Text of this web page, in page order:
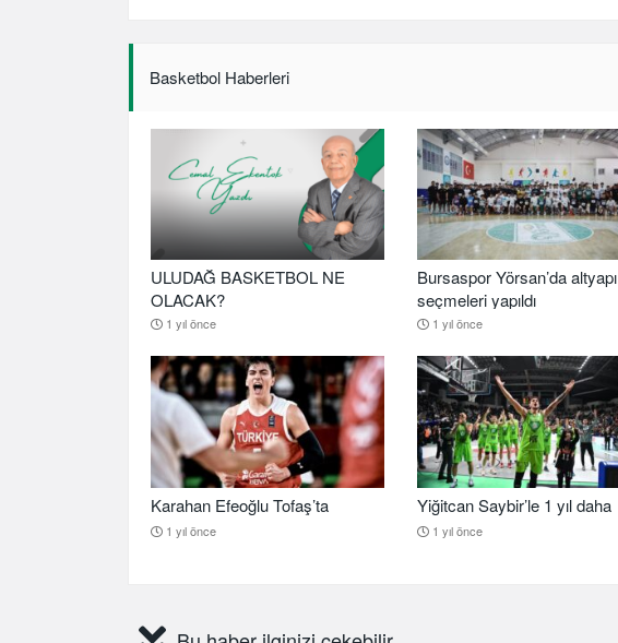
Basketbol Haberleri
ULUDAĞ BASKETBOL NE
OLACAK?
1 yıl önce
Bursaspor Yörsan’da altyapı
seçmeleri yapıldı
1 yıl önce
Karahan Efeoğlu Tofaş’ta
1 yıl önce
Yiğitcan Saybir’le 1 yıl daha
1 yıl önce